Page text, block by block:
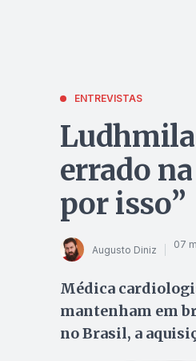
ENTREVISTAS
errado
por isso”
Augusto Diniz 07
Médica
mantenham em
no Brasil, a